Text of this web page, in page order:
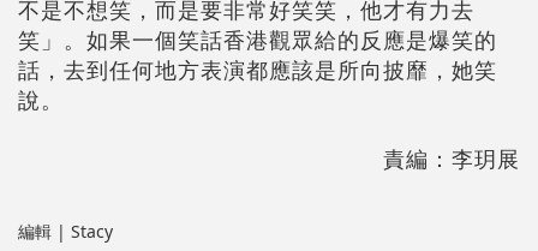
不是不想笑，而是要非常好笑笑，他才有力去
笑」。如果一個笑話香港觀眾給的反應是爆笑的
話，去到任何地方表演都應該是所向披靡，她笑
說。
責編：李玥展
編輯 | Stacy